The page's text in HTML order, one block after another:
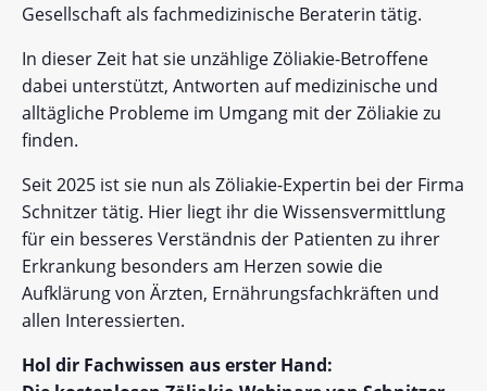
Gesellschaft als fachmedizinische Beraterin tätig.
In dieser Zeit hat sie unzählige Zöliakie-Betroffene
dabei unterstützt, Antworten auf medizinische und
alltägliche Probleme im Umgang mit der Zöliakie zu
finden.
Seit 2025 ist sie nun als Zöliakie-Expertin bei der Firma
Schnitzer tätig. Hier liegt ihr die Wissensvermittlung
für ein besseres Verständnis der Patienten zu ihrer
Erkrankung besonders am Herzen sowie die
Aufklärung von Ärzten, Ernährungsfachkräften und
allen Interessierten.
Hol dir Fachwissen aus erster Hand: